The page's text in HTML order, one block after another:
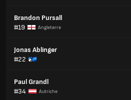
Brandon Pursall
#19
Angleterre
Jonas Ablinger
#22
Paul Grandl
#34
Autriche